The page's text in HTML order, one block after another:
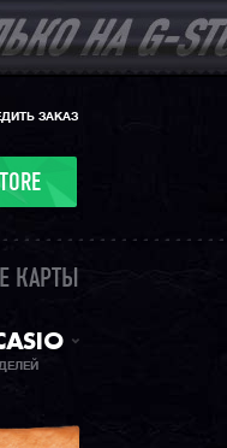
ЗАКАЗ
КАРТЫ